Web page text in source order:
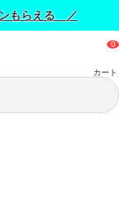
もらえる ／
カート